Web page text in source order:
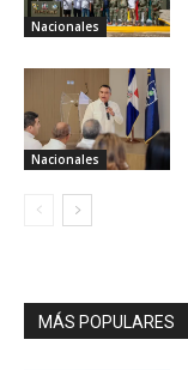
Nacionales
Nacionales
MÁS POPULARES